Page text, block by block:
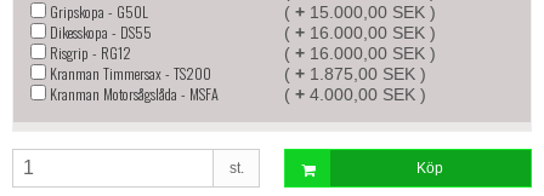
Gripskopa - G50L ( + 15.000,00 SEK )
Dikesskopa - DS55 ( + 16.000,00 SEK )
Risgrip - RG12 ( + 16.000,00 SEK )
Kranman Timmersax - TS200 ( + 1.875,00 SEK )
Kranman Motorsågslåda - MSFA ( + 4.000,00 SEK )
st. Köp